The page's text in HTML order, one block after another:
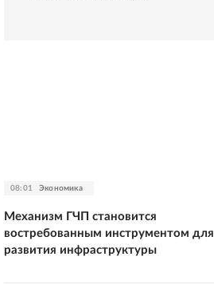
08:01 Экономика
Механизм ГЧП становится
востребованным инструментом для
развития инфраструктуры